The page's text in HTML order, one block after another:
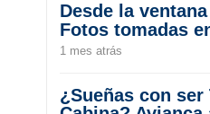
Desde la
Fotos tomadas
1 mes atrás
¿Sueñas con